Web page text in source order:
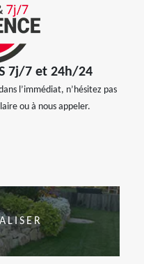
7j/7 et 24h/24
l’immédiat, n’hésitez pas
ou à nous appeler.